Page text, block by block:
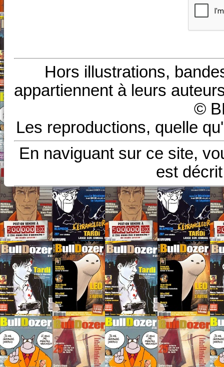
Hors illustrations,
appartiennent à leurs
©
Les reproductions, quelle
En naviguant sur ce site,
est